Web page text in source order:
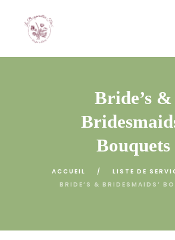
Bride’s &
Bouquets
ACCUEIL
LISTE DE
BRIDE’S & BRIDESMAIDS’